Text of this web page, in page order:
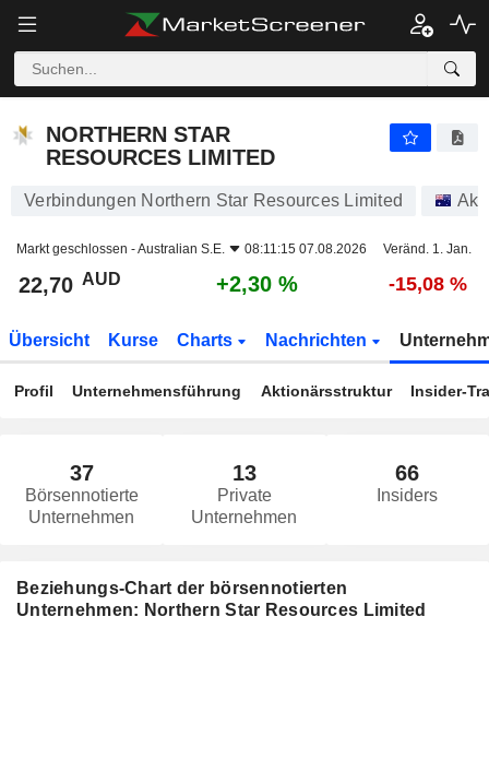
NORTHERN STAR
RESOURCES LIMITED
Verbindungen Northern Star Resources Limited
Markt geschlossen -Australian S.E. 08:11:15 07.08.2026 Veränd. 1. Jan.
22,70 AUD +2,30 % -15,08 %
Übersicht Kurse Charts Nachrichten
Profil Unternehmensführung Aktionärsstruktur Insider-
37
Börsennotierte
Unternehmen
13
Private
Unternehmen
66
Insiders
Beziehungs-Chart der börsennotierten
Unternehmen: Northern Star Resources Limited